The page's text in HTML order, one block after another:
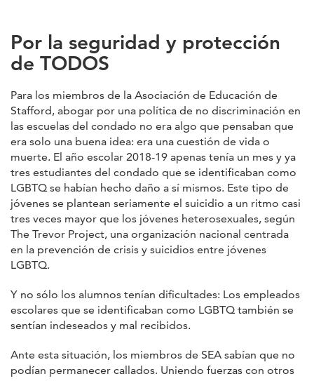
Por la seguridad y protección
de TODOS
Para los miembros de la Asociación de Educación de
Stafford, abogar por una política de no discriminación en
las escuelas del condado no era algo que pensaban que
era solo una buena idea: era una cuestión de vida o
muerte. El año escolar 2018-19 apenas tenía un mes y ya
tres estudiantes del condado que se identificaban como
LGBTQ se habían hecho daño a sí mismos. Este tipo de
jóvenes se plantean seriamente el suicidio a un ritmo casi
tres veces mayor que los jóvenes heterosexuales, según
The Trevor Project, una organización nacional centrada
en la prevención de crisis y suicidios entre jóvenes
LGBTQ.
Y no sólo los alumnos tenían dificultades: Los empleados
escolares que se identificaban como LGBTQ también se
sentían indeseados y mal recibidos.
Ante esta situación, los miembros de SEA sabían que no
podían permanecer callados. Uniendo fuerzas con otros